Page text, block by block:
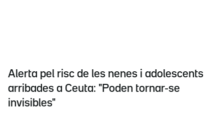
Alerta pel risc de les nenes i adolescents
arribades a Ceuta: "Poden tornar-se
invisibles"